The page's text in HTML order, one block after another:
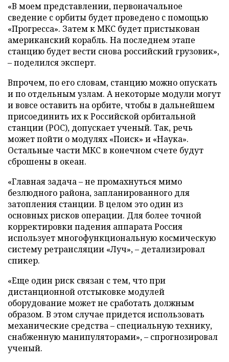
«В моем представлении, первоначальное
сведение с орбиты будет проведено с помощью
«Прогресса». Затем к МКС будет пристыкован
американский корабль. На последнем этапе
станцию будет вести снова российский грузовик»,
– поделился эксперт.
Впрочем, по его словам, станцию можно опускать
и по отдельным узлам. А некоторые модули могут
и вовсе оставить на орбите, чтобы в дальнейшем
присоединить их к Российской орбитальной
станции (РОС), допускает ученый. Так, речь
может пойти о модулях «Поиск» и «Наука».
Остальные части МКС в конечном счете будут
сброшены в океан.
«Главная задача – не промахнуться мимо
безлюдного района, запланированного для
затопления станции. В целом это один из
основных рисков операции. Для более точной
корректировки падения аппарата Россия
использует многофункциональную космическую
систему ретрансляции «Луч», – детализировал
спикер.
«Еще один риск связан с тем, что при
дистанционной отстыковке модулей
оборудование может не сработать должным
образом. В этом случае придется использовать
механические средства – специальную технику,
снабженную манипуляторами», – спрогнозировал
ученый.